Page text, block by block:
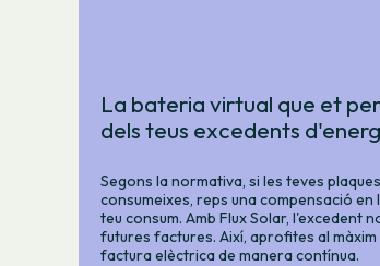
La bateria virtual que et
dels teus excedents
Segons la normativa, si les teves
consumeixes, reps una compensació
teu consum. Amb Flux Solar, l'excedent
futures factures. Així, aprofites al màxim
factura elèctrica de manera contínua.